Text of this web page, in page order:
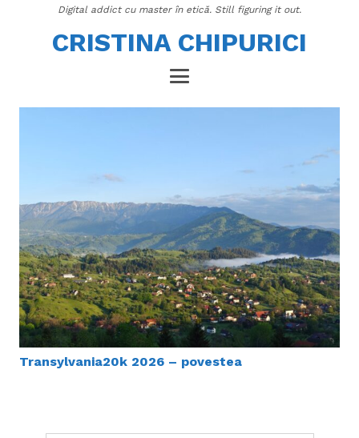
Digital addict cu master în etică. Still figuring it out.
CRISTINA CHIPURICI
Transylvania20k 2026 – povestea